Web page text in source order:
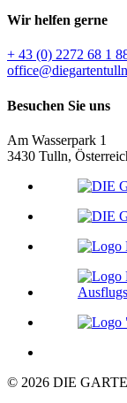
Wir helfen gerne
+ 43 (0) 2272 68 1
Besuchen Sie uns
Am Wasserpark 1
3430 Tulln,
© 2026 DIE